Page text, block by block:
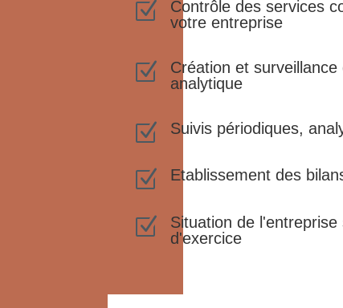
Z
Contrôle des services
votre entreprise
Z
Création et
analytique
Z Suivis périodiques,
Z Etablissement des
Z
Situation de
d'exercice